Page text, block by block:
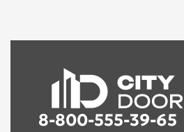
8-800-555-39-65